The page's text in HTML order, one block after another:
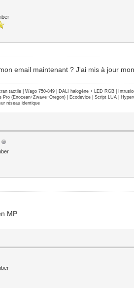
email maintenant ? J'ai mis à jour
tactile | Wago 750-849 | DALI halogène + LED RGB |
Pro (Enocean+Zwave+Oregon) | Ecodevice | Script LUA |
réseau identique
MP